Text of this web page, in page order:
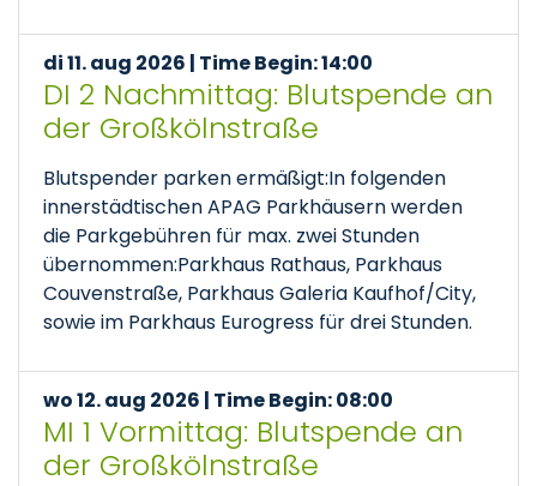
di 11. aug 2026 | Time Begin: 14:00
DI 2 Nachmittag: Blutspende an
der Großkölnstraße
Blutspender parken ermäßigt:In folgenden
innerstädtischen APAG Parkhäusern werden
die Parkgebühren für max. zwei Stunden
übernommen:Parkhaus Rathaus, Parkhaus
Couvenstraße, Parkhaus Galeria Kaufhof/City,
sowie im Parkhaus Eurogress für drei Stunden.
wo 12. aug 2026 | Time Begin: 08:00
MI 1 Vormittag: Blutspende an
der Großkölnstraße